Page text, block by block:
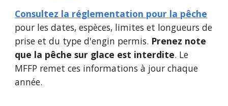
Consultez la réglementation pour la pêche
pour les dates, espèces, limites et longueurs de
prise et du type d'engin permis. Prenez note
que la pêche sur glace est interdite. Le
MFFP remet ces informations à jour chaque
année.